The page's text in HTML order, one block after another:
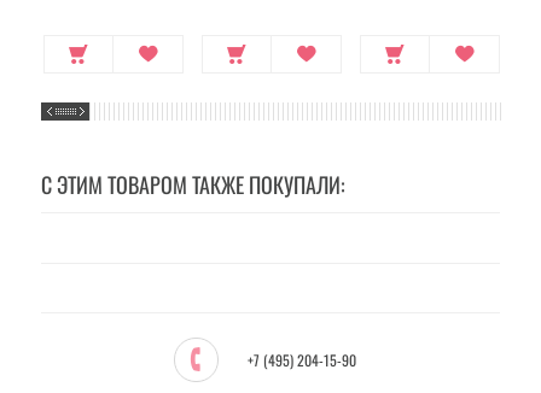
С ЭТИМ ТОВАРОМ ТАКЖЕ ПОКУПАЛИ:
+7 (495) 204-15-90